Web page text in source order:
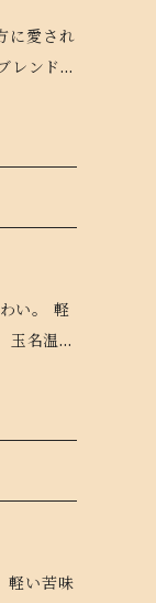
みくだ
レンド。
玉名温泉